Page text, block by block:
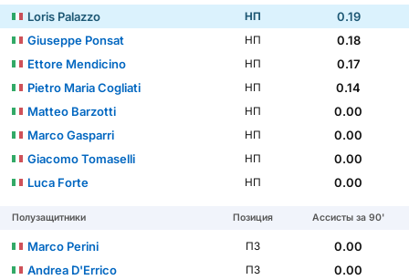
Loris Palazzo
НП
0.19
Giuseppe Ponsat
НП
0.18
Ettore Mendicino
НП
0.17
Pietro Maria Cogliati
НП
0.14
Matteo Barzotti
НП
0.00
Marco Gasparri
НП
0.00
Giacomo Tomaselli
НП
0.00
Luca Forte
НП 0.00
Полузащитники Позиция Ассисты за 90'
Marco Perini ПЗ
0.00
Andrea D'Errico
ПЗ
0.00